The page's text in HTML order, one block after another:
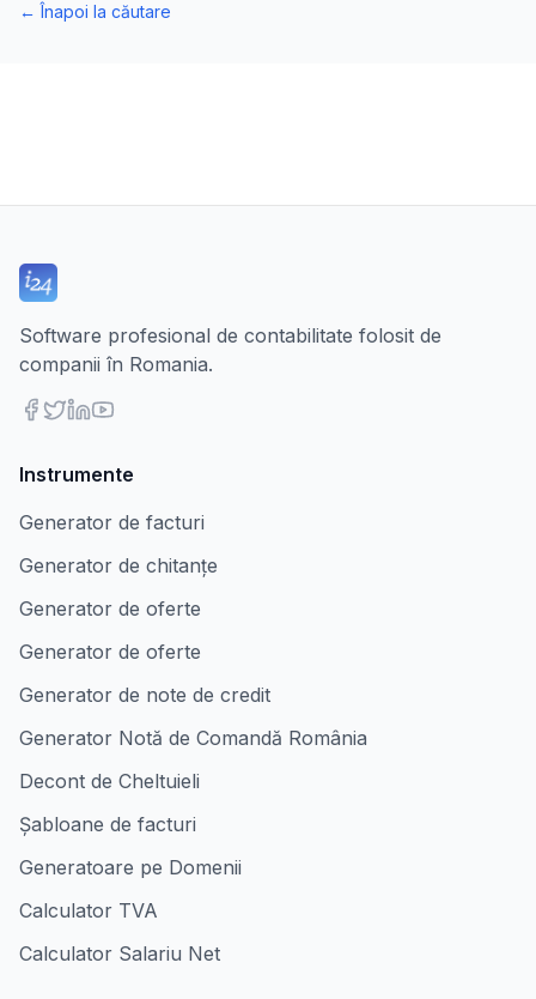
←Înapoi la căutare
Software profesional de contabilitate folosit de
companii în Romania.
Instrumente
Generator de facturi
Generator de chitanțe
Generator de oferte
Generator de oferte
Generator de note de credit
Generator Notă de Comandă România
Decont de Cheltuieli
Șabloane de facturi
Generatoare pe Domenii
Calculator TVA
Calculator Salariu Net